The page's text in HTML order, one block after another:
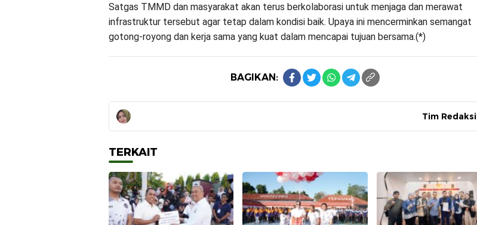
Satgas TMMD dan masyarakat akan terus berkolaborasi untuk menjaga dan merawat
infrastruktur tersebut agar tetap dalam kondisi baik. Upaya ini mencerminkan semangat
gotong-royong dan kerja sama yang kuat dalam mencapai tujuan bersama.(*)
BAGIKAN:
Tim Redaksi
TERKAIT